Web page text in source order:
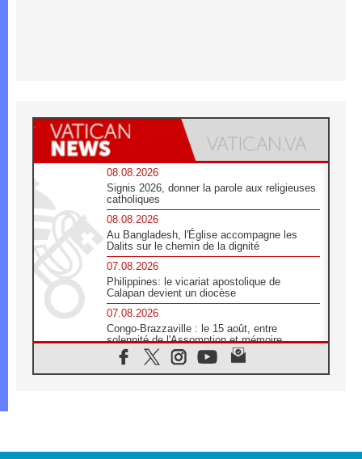
08.08.2026
Signis 2026, donner la parole aux religieuses
catholiques
08.08.2026
Au Bangladesh, l'Église accompagne les
Dalits sur le chemin de la dignité
07.08.2026
Philippines: le vicariat apostolique de
Calapan devient un diocèse
07.08.2026
Congo-Brazzaville : le 15 août, entre
solennité de l'Assomption et mémoire
nationale
07.08.2026